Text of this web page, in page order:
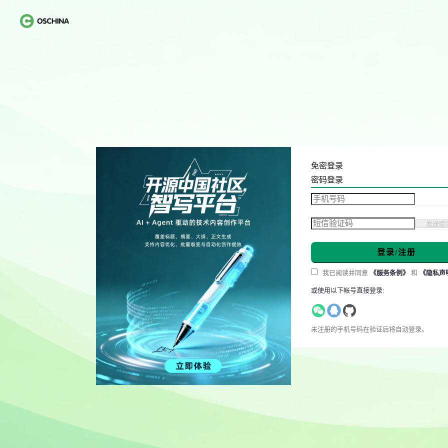
免密登录
密码登录
发送验
登录/注册
我已阅读并同意 《服务条例》 和 《隐私声
或使用以下帐号直接登录:
未注册的手机号码在验证后将自动登录。